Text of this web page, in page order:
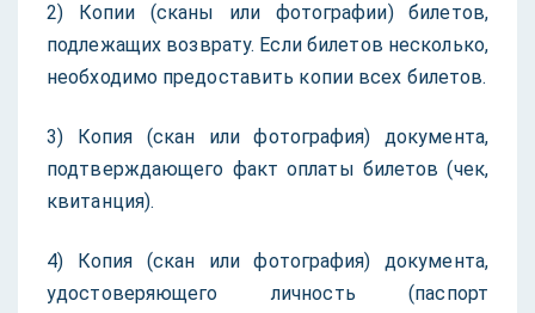
2) Копии (сканы или фотографии) билетов,
подлежащих возврату. Если билетов несколько,
необходимо предоставить копии всех билетов.
3) Копия (скан или фотография) документа,
подтверждающего факт оплаты билетов (чек,
квитанция).
4) Копия (скан или фотография) документа,
удостоверяющего личность (паспорт